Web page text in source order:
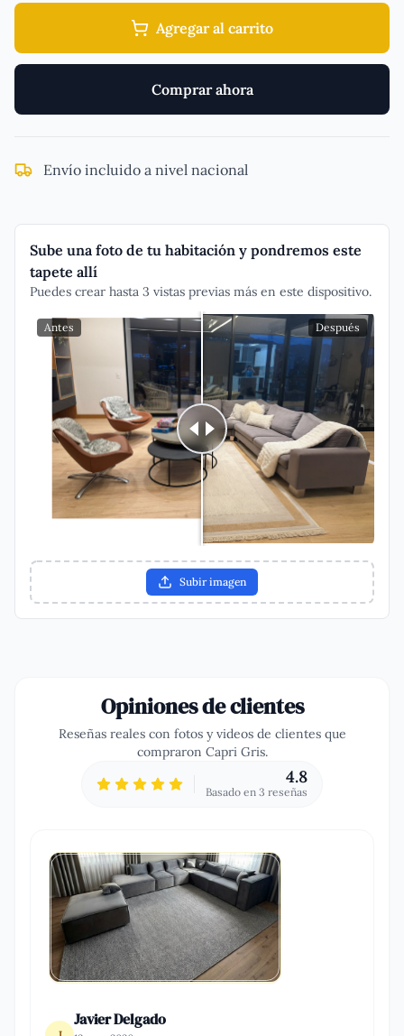
Agregar al carrito
Comprar ahora
Envío incluido a nivel nacional
Sube una foto de tu habitación y pondremos este
tapete allí
Puedes crear hasta 3 vistas previas más en este dispositivo.
Antes Después
Subir imagen
Opiniones de clientes
Reseñas reales con fotos y videos de clientes que
compraron Capri Gris.
4.8
Basado en 3 reseñas
Javier Delgado